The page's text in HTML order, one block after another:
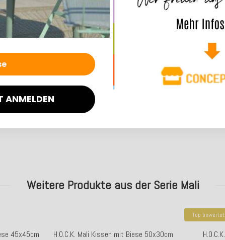
wird.
Weitere Produkte aus der Serie Mali
45x45cm
H.O.C.K. Mali Kissen mit Biese 50x30cm
Top bewertet
ANMELDEN